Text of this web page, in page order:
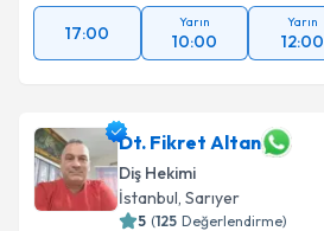
17:00
Yarın
10:00
Yarın
12:00
Dt. Fikret Altan
Diş Hekimi
İstanbul, Sarıyer
5 (125 Değerlendirme)